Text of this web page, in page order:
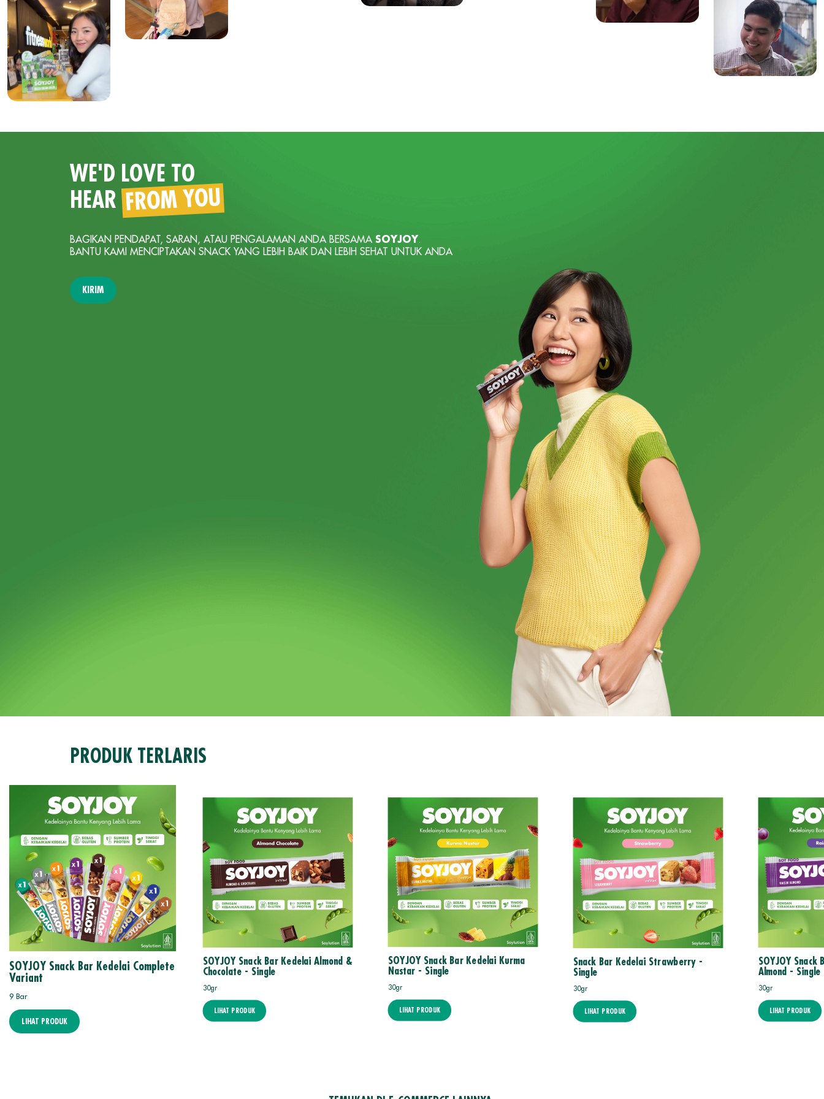
WE'D LOVE TO
HEARFROM YOU
BAGIKAN PENDAPAT, SARAN, ATAU PENGALAMAN ANDA BERSAMA SOYJOY.
BANTU KAMI MENCIPTAKAN SNACK YANG LEBIH BAIK DAN LEBIH SEHAT UNTUK ANDA
KIRIM
PRODUK TERLARIS
SOYJOY Snack Bar Kedelai Complete
Variant
9 Bar
LIHAT PRODUK
SOYJOY Snack Bar Kedelai Almond &
Chocolate - Single
30gr
LIHAT PRODUK
SOYJOY Snack Bar Kedelai Kurma
Nastar - Single
30gr
LIHAT PRODUK
Snack Bar Kedelai Strawberry -
Single
30gr
LIHAT PRODUK
SOYJOY Snack
Almond - Single
30gr
LIHAT PRODUK